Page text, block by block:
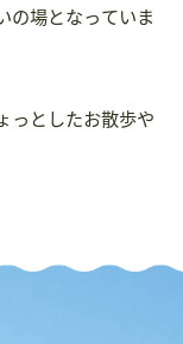
の場となっていま
っとしたお散歩や